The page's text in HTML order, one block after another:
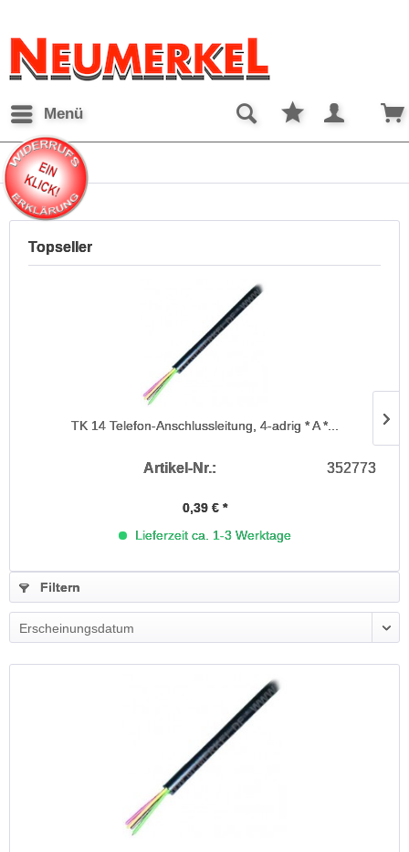
Menü
Telefon
Topseller
TK 14 Telefon-Anschlussleitung, 4-adrig * A *...
Artikel-Nr.: 352773
0,39 € *
Lieferzeit ca. 1-3 Werktage
Filtern